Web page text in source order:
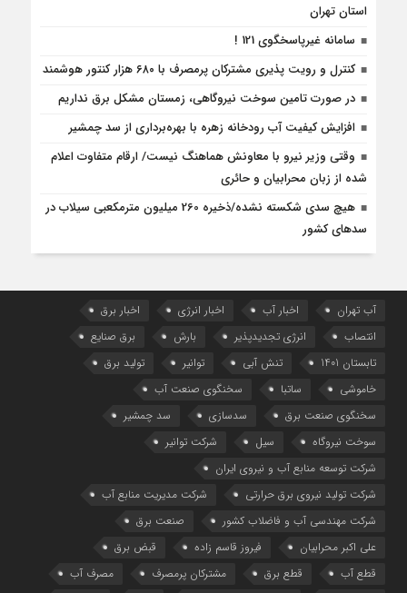
استان تهران
سامانه غیرپاسخگوی 121 !
کنترل و رویت پذیری مشترکان پرمصرف با ۶۸۰ هزار کنتور هوشمند
در صورت تامین سوخت نیروگاهی، زمستان مشکل برق نداریم
افزایش کیفیت آب رودخانه زهره با بهره‌برداری از سد چمشیر
وقتی وزیر نیرو با معاونش هماهنگ نیست/ ارقام متفاوت اعلام
شده از زبان محرابیان و حائری
هیچ سدی شکسته نشده/ذخیره 260 میلیون مترمکعبی سیلاب در
سدهای کشور
آب تهران اخبار آب اخبار انرژی
اخبار برق
انتصاب
انرژی تجدیدپذیر بارش
برق صنایع
تابستان 1401
تنش آبی توانیر
تولید برق
خاموشی
ساتبا
سخنگوی صنعت آب
سخنگوی صنعت برق
سدسازی
سد چمشیر
سوخت نیروگاه
سیل
شرکت توانیر
شرکت توسعه منابع آب و نیروی ایران
شرکت تولید نیروی برق حرارتی
شرکت مدیریت منابع آب
شرکت مهندسی آب و فاضلاب کشور
صنعت برق
علی اکبر محرابیان
فیروز قاسم زاده
قبض برق
قطع آب
قطع برق مشترکان پرمصرف
مصرف آب